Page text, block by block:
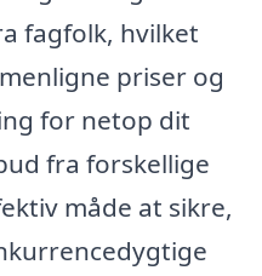
fagfolk, hvilket
priser og
for netop dit
fra forskellige
måde at sikre,